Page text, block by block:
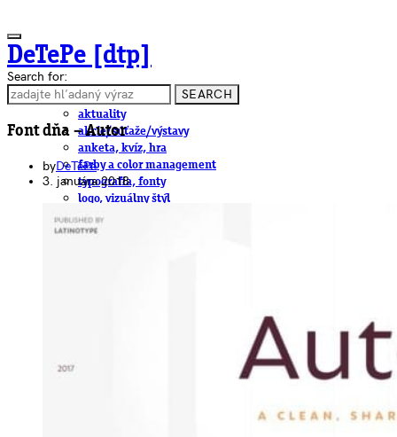
DeTePe [dtp]
ČLÁNKY
aktuality
akcie/súťaže/výstavy
anketa, kvíz, hra
farby a color management
typografia, fonty
logo, vizuálny štýl
dtp
pre-press, print
Search for:
SEARCH
Font dňa – Autor
byDeTePe
3. januára 2018